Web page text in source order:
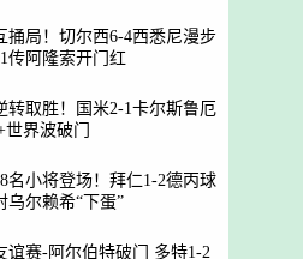
捅局！切尔西6-4西悉尼漫步
传阿隆索开门红
转取胜！国米2-1卡尔斯鲁厄
界波破门
名小将登场！拜仁1-2德丙球
乌尔赖希“下蛋”
谊赛-阿尔伯特破门 多特1-2